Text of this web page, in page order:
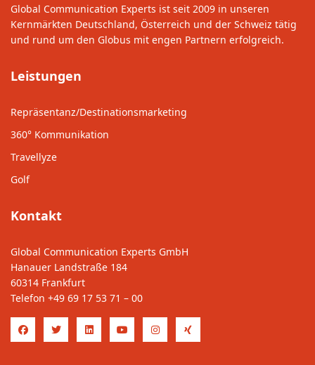
Global Communication Experts ist seit 2009 in unseren
Kernmärkten Deutschland, Österreich und der Schweiz tätig
und rund um den Globus mit engen Partnern erfolgreich.
Leistungen
Repräsentanz/Destinationsmarketing
360° Kommunikation
Travellyze
Golf
Kontakt
Global Communication Experts GmbH
Hanauer Landstraße 184
60314 Frankfurt
Telefon +49 69 17 53 71 – 00